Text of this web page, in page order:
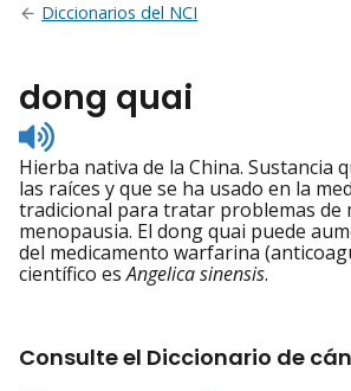
Diccionarios del NCI
dong quai
Listen
to
pronunciation
Hierba nativa de la China. Sustancia
las raíces y que se ha usado en la
tradicional para tratar problemas de
menopausia. El dong quai puede
del medicamento warfarina
científico esAngelica sinensis.
Consulte el Diccionario de